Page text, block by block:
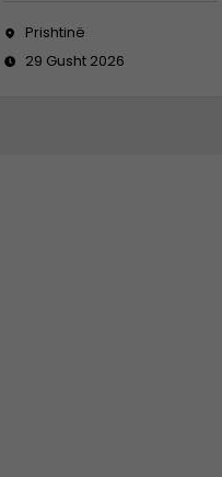
Prishtinë
29 Gusht 2026